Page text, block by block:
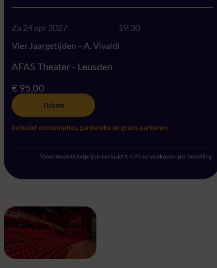
Za 24 apr 2027
19:30
Vier Jaargetijden – A. Vivaldi
AFAS Theater - Leusden
€ 95,00
Tickets
Inclusief consumpties, garderobe en gratis parkeren.
*Genoemde ticketprijs is exclusief € 6,95 servicekosten per bestelling.